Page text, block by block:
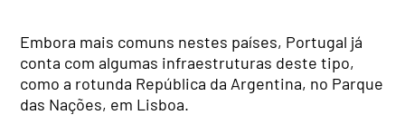
Embora mais comuns nestes países, Portugal já
conta com algumas infraestruturas deste tipo,
como a rotunda República da Argentina, no Parque
das Nações, em Lisboa.